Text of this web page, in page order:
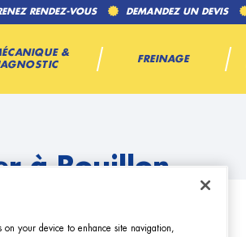
RENDEZ-VOUS DEMANDEZ UN DEVIS
&
FREINAGE
à Rouillon
your device to enhance site navigation,